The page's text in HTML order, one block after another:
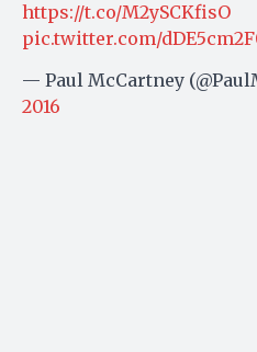
https://t.co/M2ySCKfisO
pic.twitter.com/
— Paul McCartney
2016